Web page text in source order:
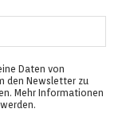
Daten von
den Newsletter zu
Mehr Informationen